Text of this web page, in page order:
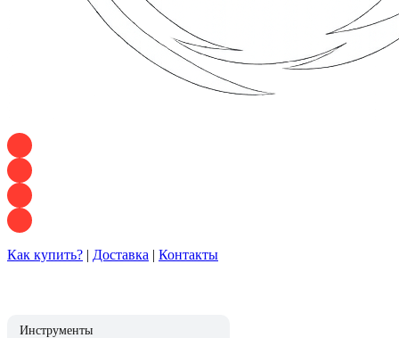
Как купить? | Доставка | Контакты
Инструменты